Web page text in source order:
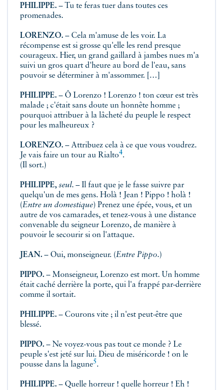
PHILIPPE. – Tu te feras tuer dans toutes ces
promenades.
LORENZO. – Cela m'amuse de les voir. La
récompense est si grosse qu'elle les rend presque
courageux. Hier, un grand gaillard à jambes nues m'a
suivi un gros quart d'heure au bord de l'eau, sans
pouvoir se déterminer à m'assommer. […]
PHILIPPE. – Ô Lorenzo ! Lorenzo ! ton cœur est très
malade ; c'était sans doute un honnête homme ;
pourquoi attribuer à la lâcheté du peuple le respect
pour les malheureux ?
LORENZO. – Attribuez cela à ce que vous voudrez.
Je vais faire un tour au Rialto4.
(Il sort.)
PHILIPPE, seul. – Il faut que je le fasse suivre par
quelqu'un de mes gens. Holà ! Jean ! Pippo ! holà !
(Entre un domestique) Prenez une épée, vous, et un
autre de vos camarades, et tenez-vous à une distance
convenable du seigneur Lorenzo, de manière à
pouvoir le secourir si on l'attaque.
JEAN. – Oui, monseigneur. (Entre Pippo.)
PIPPO. – Monseigneur, Lorenzo est mort. Un homme
était caché derrière la porte, qui l'a frappé par-derrière
comme il sortait.
PHILIPPE. – Courons vite ; il n'est peut-être que
blessé.
PIPPO. – Ne voyez-vous pas tout ce monde ? Le
peuple s'est jeté sur lui. Dieu de miséricorde ! on le
pousse dans la lagune5.
PHILIPPE. – Quelle horreur ! quelle horreur ! Eh !